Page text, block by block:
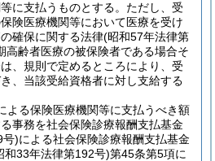
に支払うものとする。 ただし、受
険医療機関等において医療を受け
確保に関する法律(昭和57年法律第
高齢者医療の被保険者である場合そ
、規則で定めるところにより、受
、当該受給資格者に対し支給する
よる保険医療機関等に支払うべき額
事務を社会保険診療報酬支払基金
号)による社会保険診療報酬支払基金
和33年法律第192号)第45条第5項に